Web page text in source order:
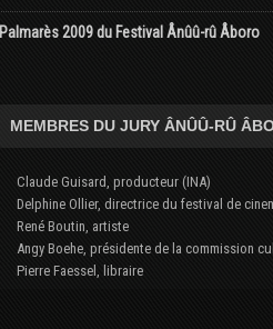
Palmarès 2009 du Festival Ânûû-rû Âboro
MEMBRES DU JURY ÂNÛÛ-RÛ
Claude Guisard, producteur (INA)
Delphine Ollier, directrice du festival de
René Boutin, artiste
Angy Boehe, présidente de la commission
Pierre Faessel, libraire